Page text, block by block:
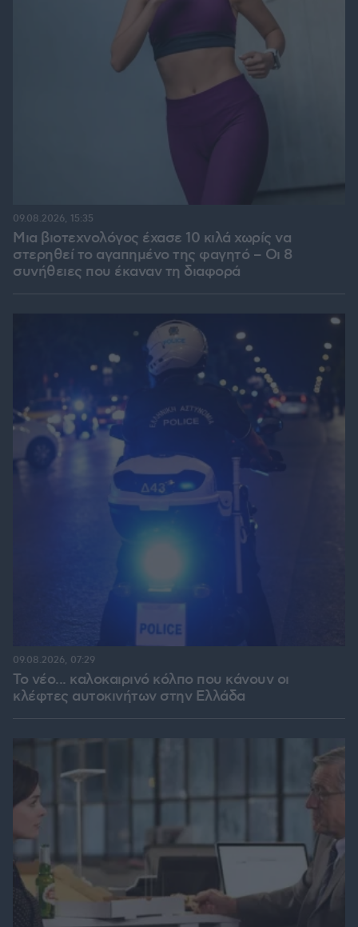
Μια βιοτεχνολόγος έχασε 10 κιλά χωρίς να
στερηθεί το αγαπημένο της φαγητό – Οι 8
συνήθειες που έκαναν τη διαφορά
09.08.2026, 15:35
Το νέο... καλοκαιρινό κόλπο που κάνουν οι
κλέφτες αυτοκινήτων στην Ελλάδα
09.08.2026, 07:29